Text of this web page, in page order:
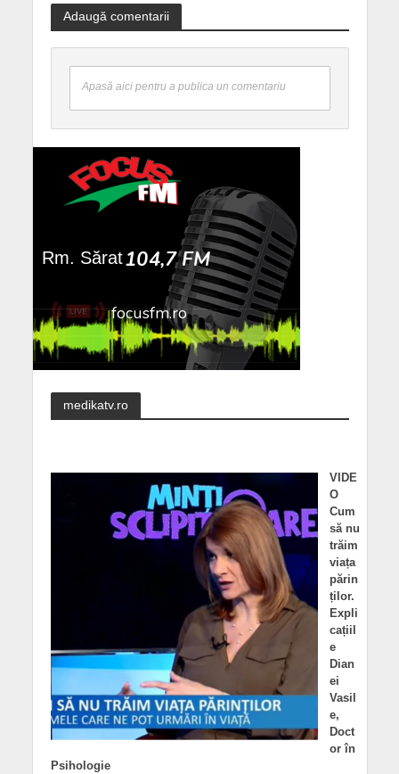
Adaugă comentarii
Apasă aici pentru a publica un comentariu
medikatv.ro
VIDE
O
Cum
să nu
trăim
viața
părin
ților.
Expli
cațiil
e
Dian
ei
Vasil
e,
Doct
or în
Psihologie